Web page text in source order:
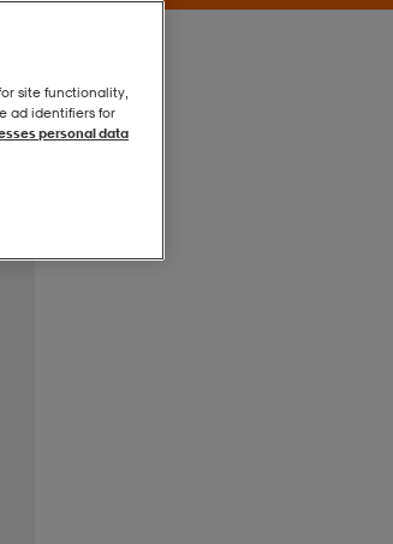
site functionality,
ad identifiers for
personal data